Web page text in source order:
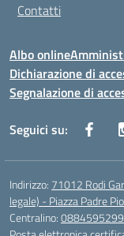
Contatti
Albo online
Dichiarazione di
Segnalazione di
Seguici su:
Indirizzo: 71012 Rodi
legale) - Piazza Padre
Centralino:0884595299